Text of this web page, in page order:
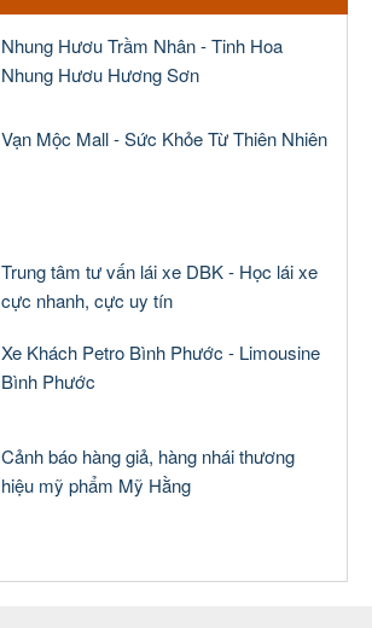
Nhung Hươu Trầm Nhân - Tinh Hoa
Nhung Hươu Hương Sơn
Vạn Mộc Mall - Sức Khỏe Từ Thiên Nhiên
Trung tâm tư vấn lái xe DBK - Học lái xe
cực nhanh, cực uy tín
Xe Khách Petro Bình Phước - Limousine
Bình Phước
Cảnh báo hàng giả, hàng nhái thương
hiệu mỹ phẩm Mỹ Hằng